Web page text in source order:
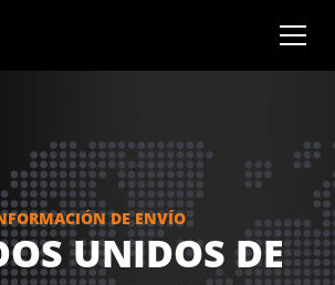
DE ENVÍO
UNIDOS DE